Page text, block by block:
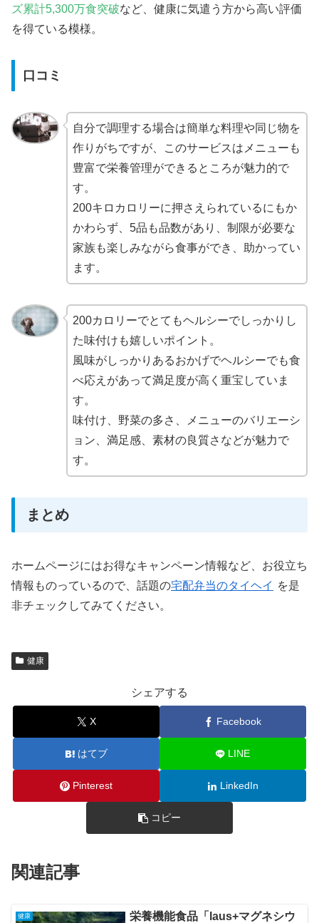
ズ累計5,300万食突破など、健康に気遣う方から高い評価
を得ている模様。
口コミ
自分で調理する場合は簡単な料理や同じ物を
作りがちですが、このサービスはメニューも
豊富で栄養管理ができるところが魅力的で
す。
200キロカロリーに押さえられているにもか
かわらず、5品も品数があり、制限が必要な
家族も楽しみながら食事ができ、助かってい
ます。
200カロリーでとてもヘルシーでしっかりし
た味付けも嬉しいポイント。
風味がしっかりあるおかげでヘルシーでも食
べ応えがあって満足度が高く重宝していま
す。
味付け、野菜の多さ、メニューのバリエーシ
ョン、満足感、素材の良質さなどが魅力で
す。
まとめ
ホームページにはお得なキャンペーン情報など、お役立ち
情報ものっているので、話題の宅配弁当のタイヘイ を是
非チェックしてみてください。
健康
シェアする
X Facebook
はてブ LINE
Pinterest LinkedIn
コピー
関連記事
健康
栄養機能食品「laus+マグネシウ